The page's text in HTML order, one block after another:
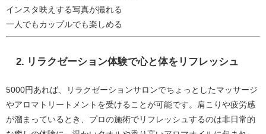
インスタ映えする写真が撮れる
一人でもカップルでも楽しめる
2. リラクゼーション体験で心と体をリフレッシュ
5000円あれば、リラクゼーションサロンでちょっとしたマッサージ
やアロマトリートメントを受けることが可能です。肩こりや疲労感
が溜まっているとき、プロの施術でリフレッシュするのは非日常的